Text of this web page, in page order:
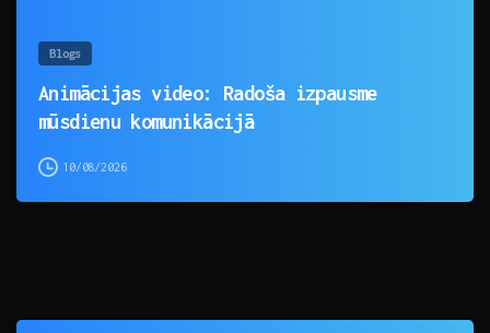
Blogs
Animācijas video: Radoša izpausme
mūsdienu komunikācijā
10/08/2026